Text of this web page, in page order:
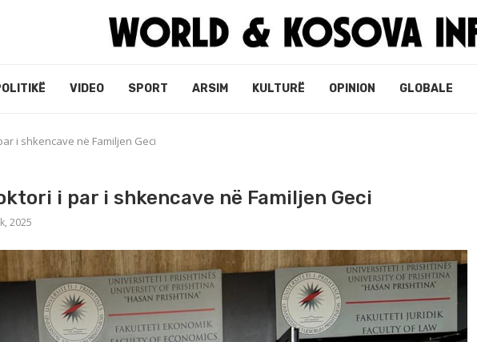
VIDEO SPORT ARSIM KULTURË OPINION GLOBALE
i shkencave në Familjen Geci
i par i shkencave në Familjen Geci
2025